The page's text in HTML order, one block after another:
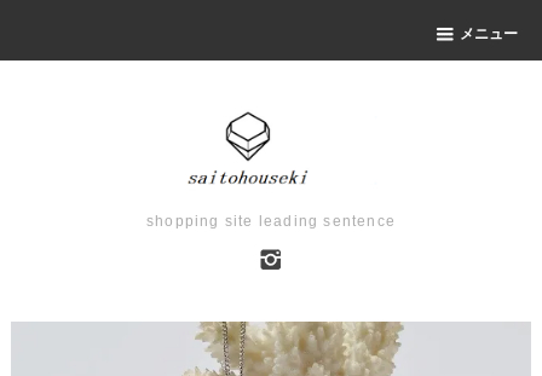
メニュー
shopping site leading sentence